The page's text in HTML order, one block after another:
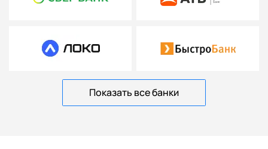
Показать все банки